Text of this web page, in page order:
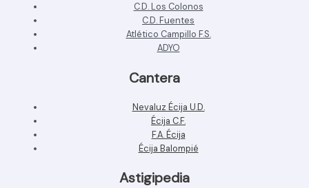
C.D. Los Colonos
C.D. Fuentes
Atlético Campillo F.S.
ADYO
Cantera
Nevaluz Écija U.D.
Écija C.F.
F.A. Écija
Écija Balompié
Astigipedia